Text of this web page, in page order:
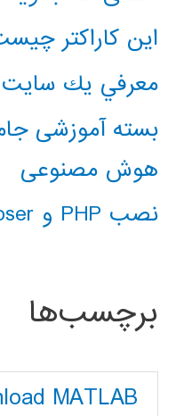
این کاراکتر چیست؟
معرفي يك سايت
بسته آموزشی
هوش مصنوعی
نصب PHP و composer در ویندوز 10
برچسب‌ها
MATLAB